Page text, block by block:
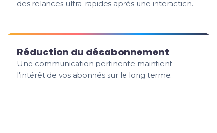
des relances ultra-rapides après une interaction.
Réduction du désabonnement
Une communication pertinente maintient
l'intérêt de vos abonnés sur le long terme.